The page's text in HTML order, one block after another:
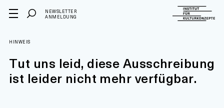
NEWSLETTER
ANMELDUNG
HINWEIS
Tut uns leid, diese Ausschreibung
ist leider nicht mehr verfügbar.